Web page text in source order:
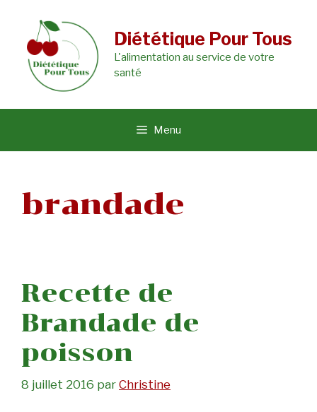
contenu
Diététique Pour Tous
L'alimentation au service de votre
santé
Menu
brandade
Recette de
Brandade de
poisson
8 juillet 2016 par Christine